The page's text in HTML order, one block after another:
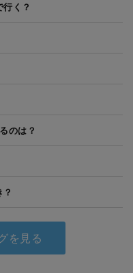
く？
のは？
を見る